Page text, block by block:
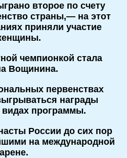
второе по счету
страны,— на этот
приняли участие
чемпионкой стала
Вощинина.
первенствах
награды
программы.
России до сих пор
на международной
арене.